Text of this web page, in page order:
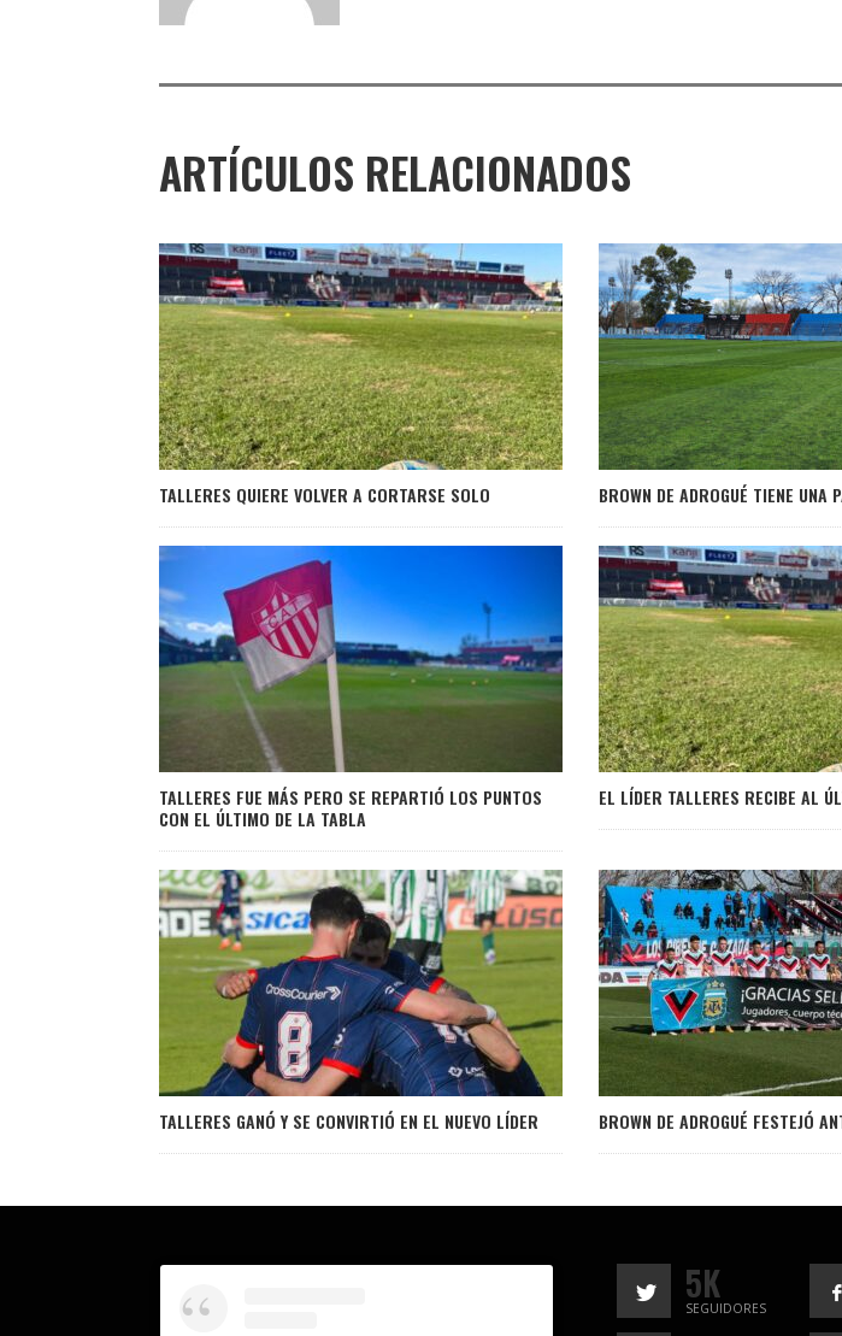
ARTÍCULOS RELACIONADOS
TALLERES QUIERE VOLVER A CORTARSE SOLO BROWN DE ADROGUÉ TIENE UNA
TALLERES FUE MÁS PERO SE REPARTIÓ LOS PUNTOS
CON EL ÚLTIMO DE LA TABLA
EL LÍDER TALLERES RECIBE AL
TALLERES GANÓ Y SE CONVIRTIÓ EN EL NUEVO LÍDER BROWN DE ADROGUÉ FESTEJÓ
5K
SEGUIDORES